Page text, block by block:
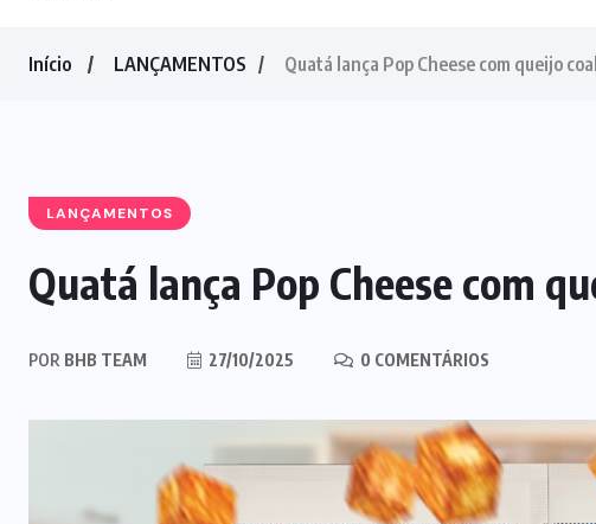
Início LANÇAMENTOS Quatá lança Pop Cheese com queijo
LANÇAMENTOS
Quatá lança Pop Cheese com
POR BHB TEAM 27/10/2025 0 COMENTÁRIOS